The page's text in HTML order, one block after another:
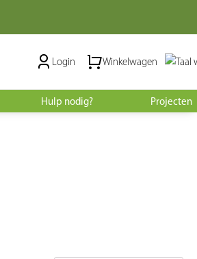
Login Winkelwagen
Hulp nodig? Projecten